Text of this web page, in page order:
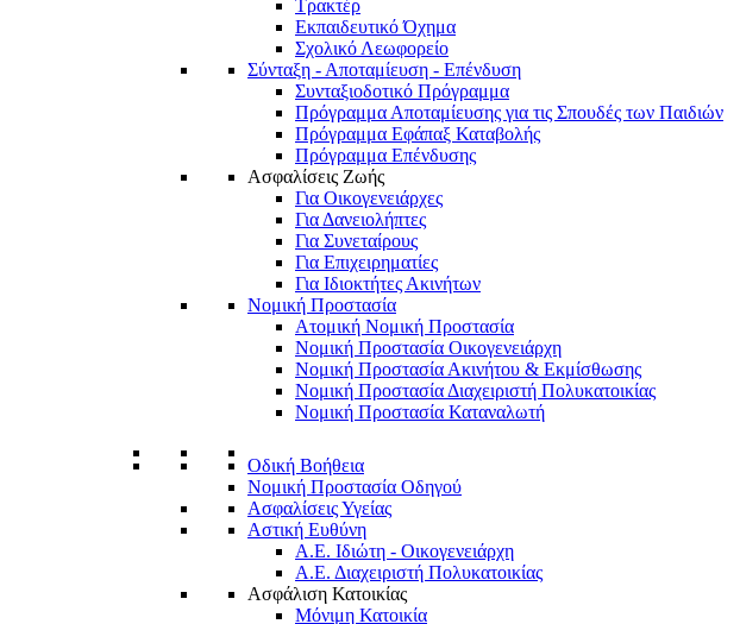
Τρακτέρ
Εκπαιδευτικό Όχημα
Σχολικό Λεωφορείο
Σύνταξη - Αποταμίευση - Επένδυση
Συνταξιοδοτικό Πρόγραμμα
Πρόγραμμα Αποταμίευσης για τις Σπουδές των Παιδιών
Πρόγραμμα Εφάπαξ Καταβολής
Πρόγραμμα Επένδυσης
Ασφαλίσεις Ζωής
Για Οικογενειάρχες
Για Δανειολήπτες
Για Συνεταίρους
Για Επιχειρηματίες
Για Ιδιοκτήτες Ακινήτων
Νομική Προστασία
Ατομική Νομική Προστασία
Νομική Προστασία Οικογενειάρχη
Νομική Προστασία Ακινήτου & Εκμίσθωσης
Νομική Προστασία Διαχειριστή Πολυκατοικίας
Νομική Προστασία Καταναλωτή
Οδική Βοήθεια
Νομική Προστασία Οδηγού
Ασφαλίσεις Υγείας
Αστική Ευθύνη
Α.Ε. Ιδιώτη - Οικογενειάρχη
Α.Ε. Διαχειριστή Πολυκατοικίας
Ασφάλιση Κατοικίας
Μόνιμη Κατοικία